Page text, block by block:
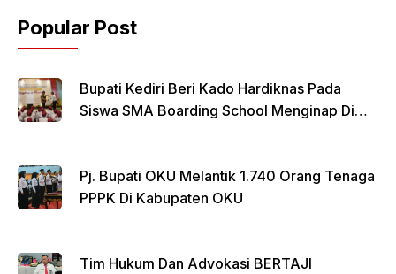
Popular Post
Bupati Kediri Beri Kado Hardiknas Pada
Siswa SMA Boarding School Menginap Di
Pj. Bupati OKU Melantik 1.740 Orang Tenaga
PPPK Di Kabupaten OKU
Tim Hukum Dan Advokasi BERTAJI